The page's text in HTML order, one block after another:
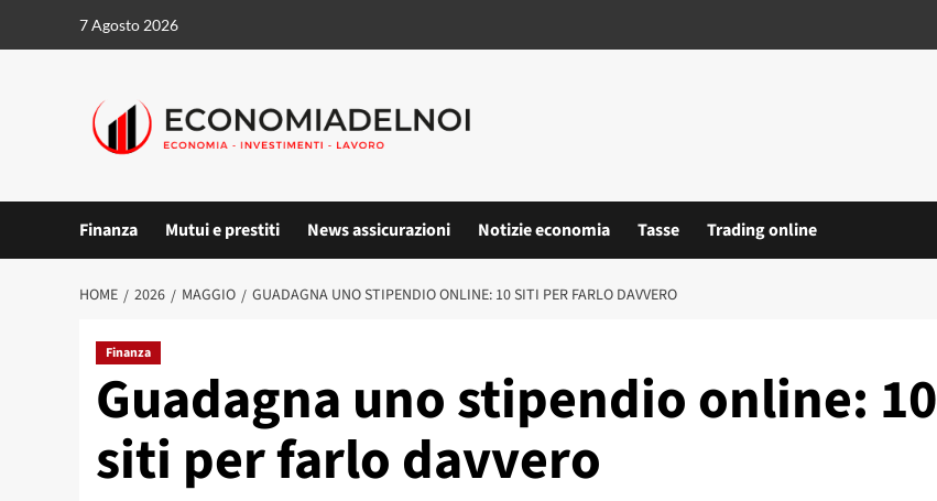
7 Agosto 2026
Finanza Mutui e prestiti News assicurazioni Notizie economia Tasse Trading online
HOME 2026 MAGGIO GUADAGNA UNO STIPENDIO ONLINE: 10 SITI PER FARLO DAVVERO
Finanza
Guadagna uno stipendio online: 10
siti per farlo davvero